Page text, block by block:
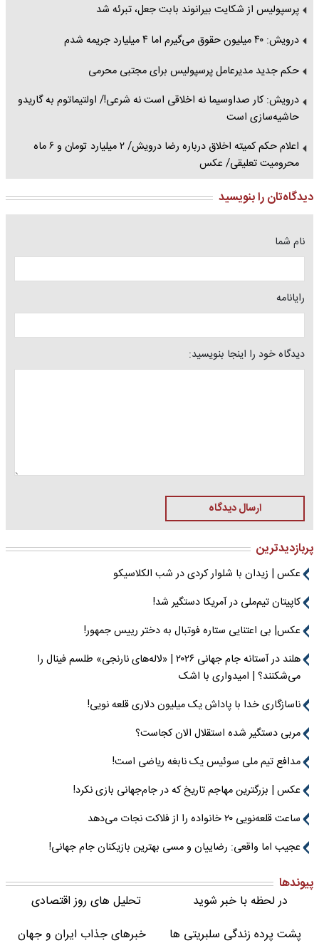
پرسپولیس از شکایت بیرانوند بابت جعل، تبرئه شد
درویش: ۴۰ میلیون حقوق می‌گیرم اما ۴ میلیارد جریمه شدم
حکم جدید مدیرعامل پرسپولیس برای مجتبی محرمی
درویش: کار صداوسیما نه اخلاقی است نه شرعی!/ اولتیماتوم به گاریدو
حاشیه‌سازی است
اعلام حکم کمیته اخلاق درباره رضا درویش/ ۲ میلیارد تومان و ۶ ماه
محرومیت تعلیقی/ عکس
دیدگاه‌تان را بنویسید
نام شما
رایانامه
دیدگاه خود را اینجا بنویسید:
ارسال دیدگاه
پربازدیدترین
عکس | زیدان با شلوار کردی در شب الکلاسیکو
کاپیتان تیم‌ملی در آمریکا دستگیر شد!
عکس| بی اعتنایی ستاره فوتبال به دختر رییس جمهور!
هلند در آستانه جام جهانی ۲۰۲۶ | «لاله‌های نارنجی» طلسم فینال را
می‌شکنند؟ | امیدواری با اشک
ناسازگاری خدا با پاداش یک میلیون دلاری قلعه نویی!
مربی دستگیر شده استقلال الان کجاست؟
مدافع تیم ملی سوئیس یک نابغه ریاضی است!
عکس | بزرگترین مهاجم تاریخ که در جام‌جهانی بازی نکرد!
ساعت قلعه‌نویی ۲۰ خانواده را از فلاکت نجات می‌دهد
عجیب اما واقعی: رضاییان و مسی بهترین بازیکنان جام جهانی!
پیوندها
در لحظه با خبر شوید
تحلیل های روز اقتصادی
پشت پرده زندگی سلبریتی ها
خبرهای جذاب ایران و جهان